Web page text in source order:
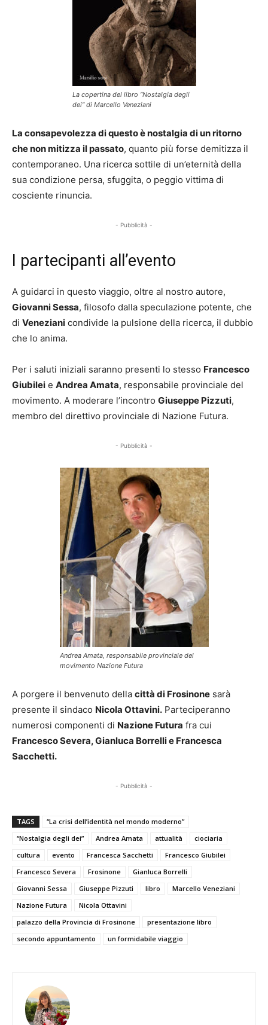
La copertina del libro “Nostalgia degli
dei” di Marcello Veneziani
La consapevolezza di questo è nostalgia di un ritorno
che non mitizza il passato, quanto più forse demitizza il
contemporaneo. Una ricerca sottile di un’eternità della
sua condizione persa, sfuggita, o peggio vittima di
cosciente rinuncia.
- Pubblicità -
I partecipanti all’evento
A guidarci in questo viaggio, oltre al nostro autore,
Giovanni Sessa, filosofo dalla speculazione potente, che
di Veneziani condivide la pulsione della ricerca, il dubbio
che lo anima.
Per i saluti iniziali saranno presenti lo stesso Francesco
Giubilei e Andrea Amata, responsabile provinciale del
movimento. A moderare l’incontro Giuseppe Pizzuti,
membro del direttivo provinciale di Nazione Futura.
- Pubblicità -
Andrea Amata, responsabile provinciale del
movimento Nazione Futura
A porgere il benvenuto della città di Frosinone sarà
presente il sindaco Nicola Ottavini. Parteciperanno
numerosi componenti di Nazione Futura fra cui
Francesco Severa, Gianluca Borrelli e Francesca
Sacchetti.
- Pubblicità -
TAGS
“La crisi dell’identità nel mondo moderno”
“Nostalgia degli dei”
Andrea Amata attualità
ciociaria
cultura
evento Francesca Sacchetti
Francesco Giubilei
Francesco Severa
Frosinone
Gianluca Borrelli
Giovanni Sessa
Giuseppe Pizzuti libro
Marcello Veneziani
Nazione Futura
Nicola Ottavini
palazzo della Provincia di Frosinone
presentazione libro
secondo appuntamento
un formidabile viaggio